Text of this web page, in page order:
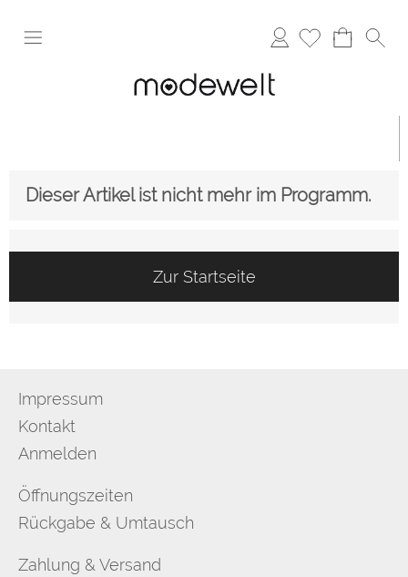
Anmelden
Dieser Artikel ist nicht mehr im Programm.
Zur Startseite
Impressum
Kontakt
Anmelden
Öffnungszeiten
Rückgabe & Umtausch
Zahlung & Versand